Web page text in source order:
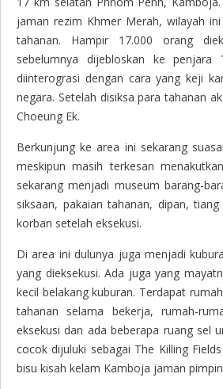
jaman rezim Khmer Merah, wilayah
tahanan. Hampir 17.000 orang
sebelumnya dijebloskan ke penjara
diinterograsi dengan cara yang keji
negara. Setelah disiksa para tahanan
Choeung Ek.
Berkunjung ke area ini sekarang
meskipun masih terkesan
sekarang menjadi museum barang-
siksaan, pakaian tahanan, dipan,
korban setelah eksekusi.
Di area ini dulunya juga menjadi
yang dieksekusi. Ada juga yang
kecil belakang kuburan. Terdapat
tahanan selama bekerja, rumah-
eksekusi dan ada beberapa ruang sel
cocok dijuluki sebagai The Killing
bisu kisah kelam Kamboja jaman